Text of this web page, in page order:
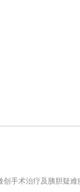
创手术治疗及胰胆疑难